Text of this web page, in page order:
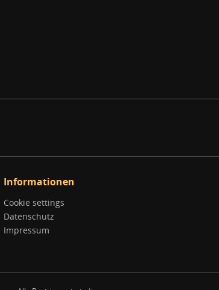
Informationen
Cookie settings
Datenschutz
Impressum